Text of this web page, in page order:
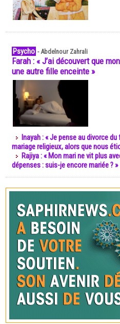
Psycho -Abdelnour Zahrali
Farah : « J’ai découvert que
une autre fille enceinte »
Inayah : « Je pense au divorce
mariage religieux, alors que nous
Rajiya : « Mon mari ne vit plus
dépenses : suis-je encore mariée ? »